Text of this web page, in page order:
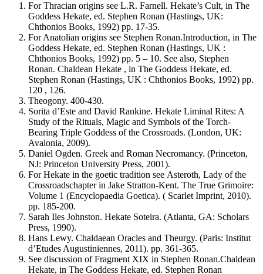
For Thracian origins see L.R. Farnell. Hekate’s Cult, in The
Goddess Hekate, ed. Stephen Ronan (Hastings, UK:
Chthonios Books, 1992) pp. 17-35.
For Anatolian origins see Stephen Ronan.Introduction, in The
Goddess Hekate, ed. Stephen Ronan (Hastings, UK :
Chthonios Books, 1992) pp. 5 – 10. See also, Stephen
Ronan. Chaldean Hekate , in The Goddess Hekate, ed.
Stephen Ronan (Hastings, UK : Chthonios Books, 1992) pp.
120 , 126.
Theogony. 400-430.
Sorita d’Este and David Rankine. Hekate Liminal Rites: A
Study of the Rituals, Magic and Symbols of the Torch-
Bearing Triple Goddess of the Crossroads. (London, UK:
Avalonia, 2009).
Daniel Ogden. Greek and Roman Necromancy. (Princeton,
NJ: Princeton University Press, 2001).
For Hekate in the goetic tradition see Asteroth, Lady of the
Crossroadschapter in Jake Stratton-Kent. The True Grimoire:
Volume 1 (Encyclopaedia Goetica). ( Scarlet Imprint, 2010).
pp. 185-200.
Sarah Iles Johnston. Hekate Soteira. (Atlanta, GA: Scholars
Press, 1990).
Hans Lewy. Chaldaean Oracles and Theurgy. (Paris: Institut
d’Etudes Augustiniennes, 2011). pp. 361-365.
See discussion of Fragment XIX in Stephen Ronan.Chaldean
Hekate, in The Goddess Hekate, ed. Stephen Ronan